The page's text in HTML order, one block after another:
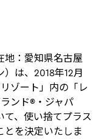
地：愛知県名古屋
は、2018年12月
ゾート」内の「レ
ンド®・ジャパ
て、使い捨てプラス
とを決定いたしま